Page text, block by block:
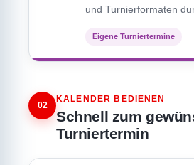
und Turnierformaten
Eigene Turniertermine
02
KALENDER BEDIENEN
Schnell zum
Turniertermin